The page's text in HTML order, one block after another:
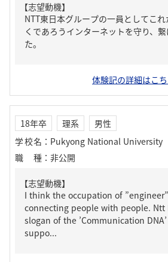
【志望動機】
NTT東日本グループの一員としてこ
くであろうインターネットを守り、
た。
体験記の詳細はこ
18年卒 理系
男性
学校名 ： Pukyong National University
職種 ： 非公開
【志望動機】
I think the occupation of
connecting people with people. Ntt
slogan of the ’Communication
suppo...